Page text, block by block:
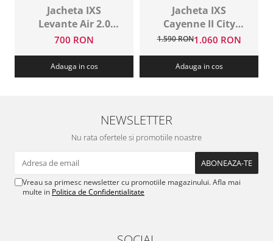
Jacheta IXS
Levante Air 2.0
Yellow
700 RON
Adauga in cos
Jacheta IXS
Cayenne II City
Wear Grey
1.590 RON1.060 RON
Adauga in cos
NEWSLETTER
Nu rata ofertele si promotiile noastre
Vreau sa primesc newsletter cu promotiile magazinului. Afla mai
multe in Politica de Confidentialitate